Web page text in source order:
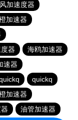
加速度器
加速器
器
海鸥加速器
速器
quickq
加速器
油管加速器